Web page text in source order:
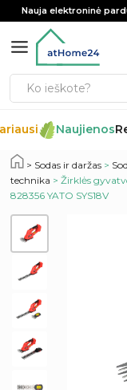
Nauja elektroninė
Naujienos
Sodas ir daržas >
technika > Žirklės
828356 YATO SYS18V